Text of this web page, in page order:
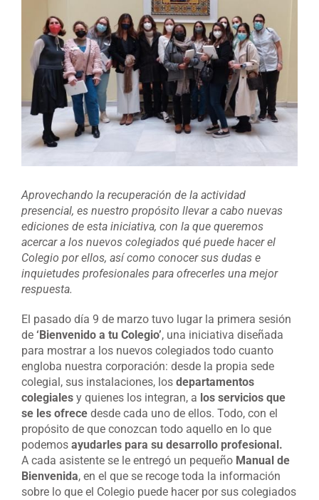
Aprovechando la recuperación de la actividad
presencial, es nuestro propósito llevar a cabo nuevas
ediciones de esta iniciativa, con la que queremos
acercar a los nuevos colegiados qué puede hacer el
Colegio por ellos, así como conocer sus dudas e
inquietudes profesionales para ofrecerles una mejor
respuesta.
El pasado día 9 de marzo tuvo lugar la primera sesión
de ‘Bienvenido a tu Colegio’, una iniciativa diseñada
para mostrar a los nuevos colegiados todo cuanto
engloba nuestra corporación: desde la propia sede
colegial, sus instalaciones, los departamentos
colegiales y quienes los integran, a los servicios que
se les ofrece desde cada uno de ellos. Todo, con el
propósito de que conozcan todo aquello en lo que
podemos ayudarles para su desarrollo profesional.
A cada asistente se le entregó un pequeño Manual de
Bienvenida, en el que se recoge toda la información
sobre lo que el Colegio puede hacer por sus colegiados